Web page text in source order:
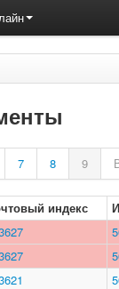
7 8 9
индекс